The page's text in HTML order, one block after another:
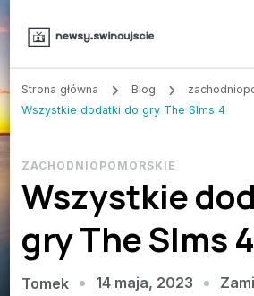
Strona główna Blog
Wszystkie dodatki do gry The SIms 4
ZACHODNIOPOMORSKIE
Wszystkie
gry The SIms 4
Tomek 14 maja, 2023